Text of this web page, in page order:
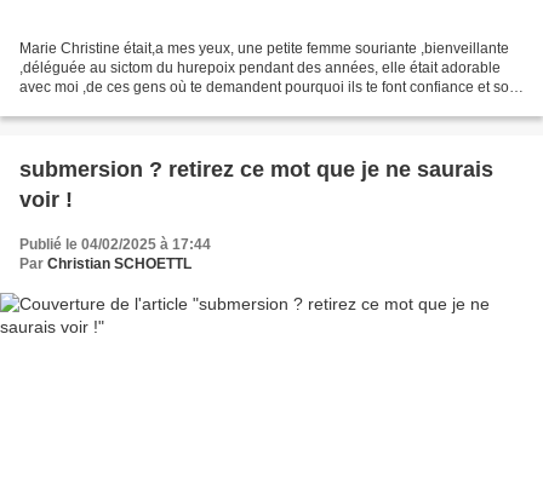
Marie Christine était,a mes yeux, une petite femme souriante ,bienveillante
,déléguée au sictom du hurepoix pendant des années, elle était adorable
avec moi ,de ces gens où te demandent pourquoi ils te font confiance et sont
submersion ? retirez ce mot que je ne saurais
voir !
Publié le 04/02/2025 à 17:44
Par Christian SCHOETTL